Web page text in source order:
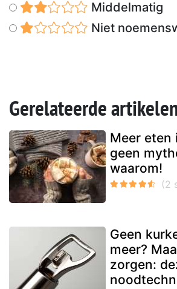
Middelmatig
Niet
Gerelateerde
Meer eten
geen
waarom!
Geen
meer?
zorgen: